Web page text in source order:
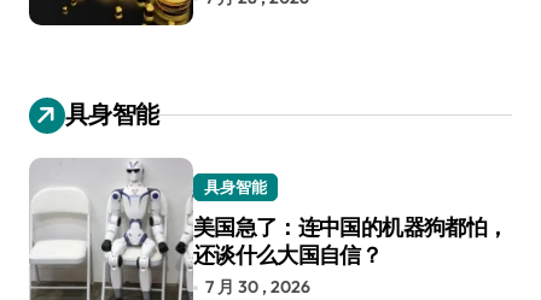
具身智能
具身智能
美国急了：连中国的机器狗都怕，
还谈什么大国自信？
7 月 30 , 2026